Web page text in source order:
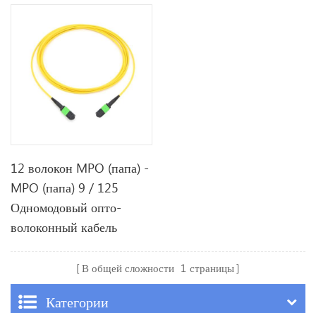
12 волокон MPO (папа) -
MPO (папа) 9 / 125
Одномодовый опто-
волоконный кабель
В общей сложности 1 страницы
Категории